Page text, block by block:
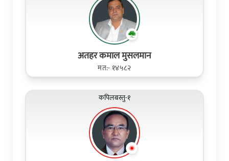
अतहर कमाल मुसलमान
मत:- १४५८२
कपिलबस्तु-१